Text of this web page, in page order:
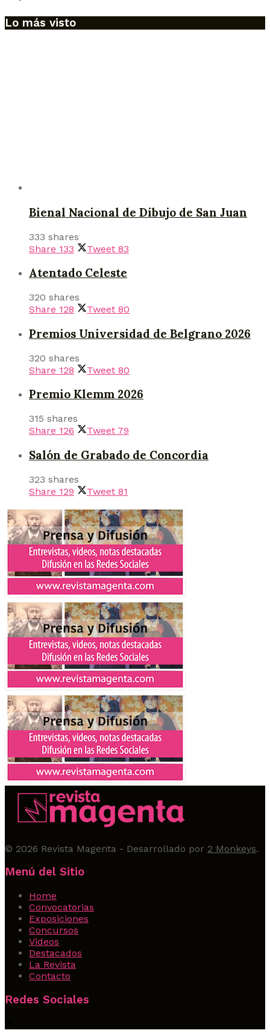
Lo más visto
Bienal Nacional de Dibujo de San Juan
333 shares
Share 133 Tweet 83
Atentado Celeste
320 shares
Share 128 Tweet 80
Premios Universidad de Belgrano 2026
320 shares
Share 128 Tweet 80
Premio Klemm 2026
315 shares
Share 126 Tweet 79
Salón de Grabado de Concordia
323 shares
Share 129 Tweet 81
© 2026 Revista Magenta - Desarrollado por 2 Monkeys.
Menú del Sitio
Home
Convocatorias
Exposiciones
Concursos
Videos
Destacados
La Revista
Contacto
Redes Sociales